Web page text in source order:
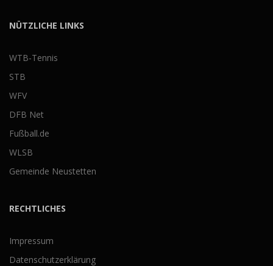
NÜTZLICHE LINKS
WTB-Tennis
STB
WFV
DFB Net
Fußball.de
WLSB
Gemeinde Neustetten
RECHTLICHES
Impressum
Datenschutzerklärung